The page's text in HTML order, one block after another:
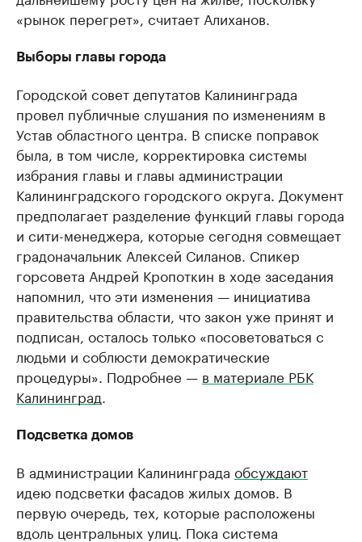
«рынок перегрет», считает Алиханов.
Выборы главы города
Городской совет депутатов Калининграда
провел публичные слушания по изменениям в
Устав областного центра. В списке поправок
была, в том числе, корректировка системы
избрания главы и главы администрации
Калининградского городского округа. Документ
предполагает разделение функций главы города
и сити-менеджера, которые сегодня совмещает
градоначальник Алексей Силанов. Спикер
горсовета Андрей Кропоткин в ходе заседания
напомнил, что эти изменения — инициатива
правительства области, что закон уже принят и
подписан, осталось только «посоветоваться с
людьми и соблюсти демократические
процедуры». Подробнее — в материале РБК
Калининград
Подсветка домов
В администрации Калининграда обсуждают
идею подсветки фасадов жилых домов. В
первую очередь, тех, которые расположены
вдоль центральных улиц. Пока система